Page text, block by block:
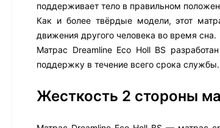
поддерживает тело в правильном
Как и более твёрдые модели, этот
движения другого человека во время сна.
Матрас Dreamline Eco Holl BS
поддержку в течение всего срока
Жесткость 2 стороны